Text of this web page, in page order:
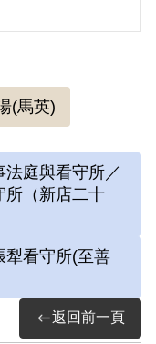
國新聞處爆
任水泥公司
禁於警備總
犁看守所進
移送景美軍
15年有期徒
函授，決意
獄中囚禁於
中，房內六
自稱「六大
(馬英)
庭與看守所／
所（新店二十
犁看守所(至善
返回前一頁